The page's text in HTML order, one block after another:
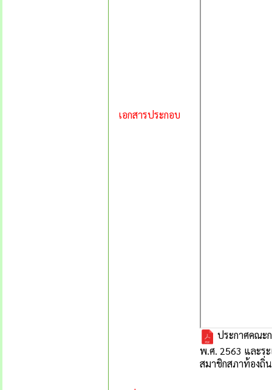
เอกสารประกอบ
ประกาศคณะ
พ.ศ. 2563 และระ
สมาชิกสภาท้องถิ่